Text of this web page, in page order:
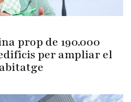
prop de 190.000
per ampliar el